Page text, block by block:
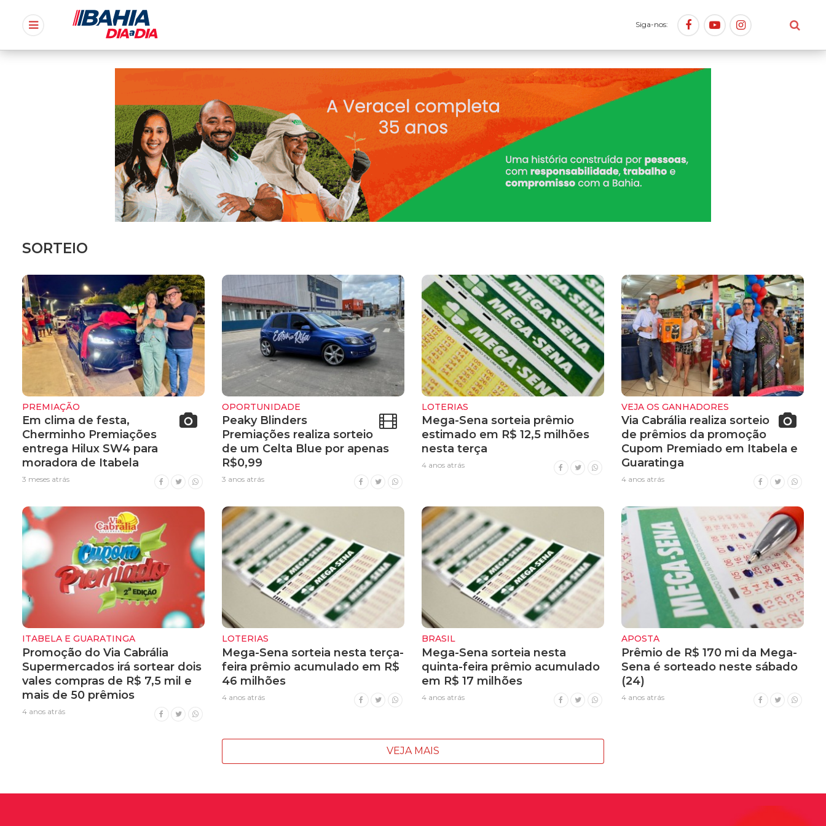
Siga-nos:
SORTEIO
PREMIAÇÃO
Em clima de festa,
Cherminho Premiações
entrega Hilux SW4 para
moradora de Itabela
3 meses atrás
OPORTUNIDADE
Peaky Blinders
Premiações realiza sorteio
de um Celta Blue por apenas
R$0,99
3 anos atrás
LOTERIAS
Mega-Sena sorteia prêmio
estimado em R$ 12,5 milhões
nesta terça
4 anos atrás
VEJA OS GANHADORES
Via Cabrália realiza sorteio
de prêmios da promoção
Cupom Premiado em Itabela e
Guaratinga
4 anos atrás
ITABELA E GUARATINGA
Promoção do Via Cabrália
Supermercados irá sortear dois
vales compras de R$ 7,5 mil e
mais de 50 prêmios
4 anos atrás
LOTERIAS
Mega-Sena sorteia nesta terça-
feira prêmio acumulado em R$
46 milhões
4 anos atrás
BRASIL
Mega-Sena sorteia nesta
quinta-feira prêmio acumulado
em R$ 17 milhões
4 anos atrás
APOSTA
Prêmio de R$ 170 mi da Mega-
Sena é sorteado neste sábado
(24)
4 anos atrás
VEJA MAIS